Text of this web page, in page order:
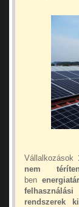
Vállalkozások
nem
ben
rendszerek